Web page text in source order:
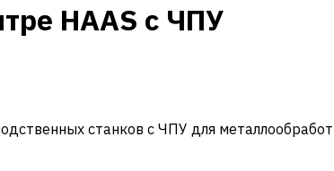
HAAS с ЧПУ
станков с ЧПУ для